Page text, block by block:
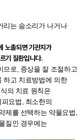
리는 숨소리가 나거나
노출되면 기관지가
기 질환입니다.
므로, 증상을 잘 조절하고
하고 치료방법에 의한
의 치료 원칙은
요법, 최소한의
제를 선택하는 약물요법,
질인 경우에는